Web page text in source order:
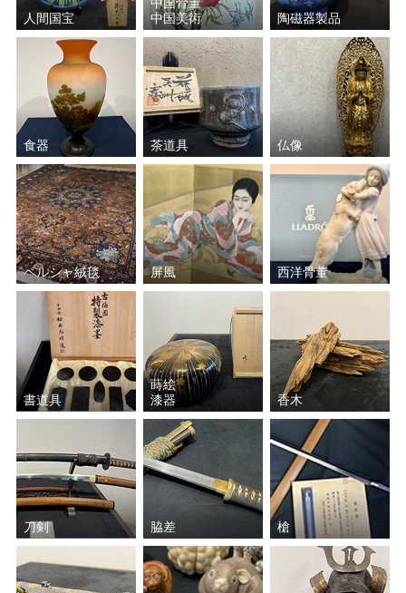
人間国宝
中国骨董
中国美術
陶磁器製品
食器 茶道具 仏像
ペルシャ絨毯 屏風 西洋骨董
書道具
蒔絵
漆器
香木
刀剣 脇差 槍